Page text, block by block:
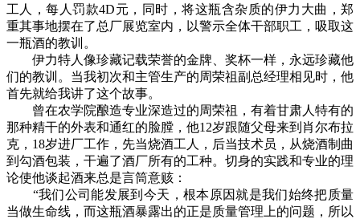
工人，每人罚款4D元，同时，将这瓶含杂质的伊力大曲，郑
重其事地摆在了总厂展览室内，以警示全体干部职工，吸取这
一瓶酒的教训。
伊力特人像珍藏记载荣誉的金牌、奖杯一样，永远珍藏他
们的教训。当我初次和主管生产的周荣祖副总经理相见时，他
首先就给我讲了这个故事。
曾在农学院酿造专业深造过的周荣祖，有着甘肃人特有的
那种精干的外表和通红的脸膛，他12岁跟随父母来到肖尔布拉
克，18岁进厂工作，先当烧酒工人，后当技术员，从烧酒制曲
到勾酒包装，干遍了酒厂所有的工种。切身的实践和专业的理
论使他谈起酒来总是言筒意赅：
“我们公司能发展到今天，根本原因就是我们始终把质量
当做生命线，而这瓶酒暴露出的正是质量管理上的问题，所以